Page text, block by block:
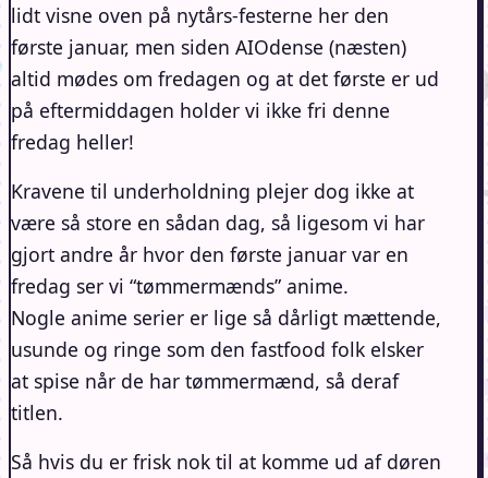
lidt visne oven på nytårs-festerne her den
første januar, men siden AIOdense (næsten)
altid mødes om fredagen og at det første er ud
på eftermiddagen holder vi ikke fri denne
fredag heller!
Kravene til underholdning plejer dog ikke at
være så store en sådan dag, så ligesom vi har
gjort andre år hvor den første januar var en
fredag ser vi “tømmermænds” anime.
Nogle anime serier er lige så dårligt mættende,
usunde og ringe som den fastfood folk elsker
at spise når de har tømmermænd, så deraf
titlen.
Så hvis du er frisk nok til at komme ud af døren